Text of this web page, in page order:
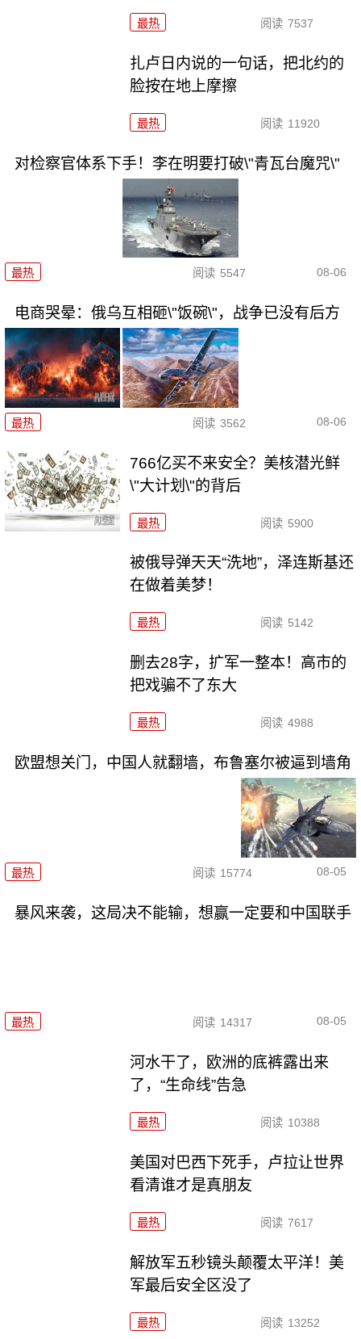
最热 阅读 7537
扎卢日内说的一句话，把北约的
脸按在地上摩擦
最热 阅读 11920
对检察官体系下手！李在明要打破\"青瓦台魔咒\"
最热 阅读 5547 08-06
电商哭晕：俄乌互相砸\"饭碗\"，战争已没有后方
最热 阅读 3562 08-06
766亿买不来安全？美核潜光鲜
\"大计划\"的背后
最热 阅读 5900
被俄导弹天天“洗地”，泽连斯基还
在做着美梦！
最热 阅读 5142
删去28字，扩军一整本！高市的
把戏骗不了东大
最热 阅读 4988
欧盟想关门，中国人就翻墙，布鲁塞尔被逼到墙角
最热 阅读 15774 08-05
暴风来袭，这局决不能输，想赢一定要和中国联手
最热 阅读 14317 08-05
河水干了，欧洲的底裤露出来
了，“生命线”告急
最热 阅读 10388
美国对巴西下死手，卢拉让世界
看清谁才是真朋友
最热 阅读 7617
解放军五秒镜头颠覆太平洋！美
军最后安全区没了
最热 阅读 13252